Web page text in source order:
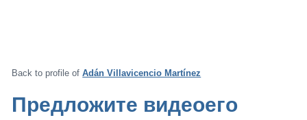
Back to profile ofAdán Villavicencio Martínez
Предложите видеоего